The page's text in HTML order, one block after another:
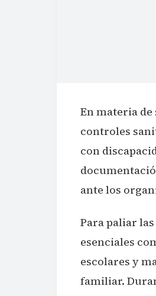
En materia
controles
con
ante los
Para paliar
esenciales
escolares y
familiar.